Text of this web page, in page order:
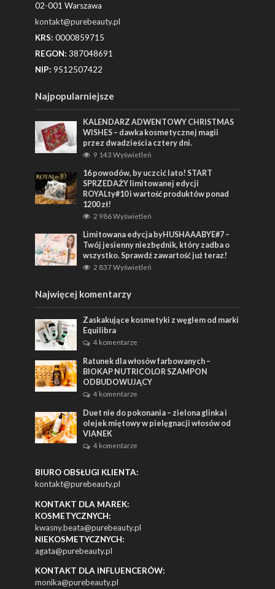
02-001 Warszawa
kontakt@purebeauty.pl
KRS: 0000859715
REGON: 387048691
NIP: 9512507422
Najpopularniejsze
KALENDARZ ADWENTOWY CHRISTMAS
WISHES – dawka kosmetycznej magii
przez dwadzieścia cztery dni.
9 143 Wyświetleń
16 powodów, by uczcić lato! START
SPRZEDAŻY limitowanej edycji
ROYALty#10 i wartość produktów ponad
1200 zł!
2 986 Wyświetleń
Limitowana edycja byHUSHAAABYE#7 –
Twój jesienny niezbędnik, który zadba o
wszystko. Sprawdź zawartość już teraz!
2 837 Wyświetleń
Najwięcej komentarzy
Zaskakujące kosmetyki z węglem od marki
Equilibra
4 komentarze
Ratunek dla włosów farbowanych –
BIOKAP NUTRICOLOR SZAMPON
ODBUDOWUJĄCY
4 komentarze
Duet nie do pokonania – zielona glinka i
olejek miętowy w pielęgnacji włosów od
VIANEK
4 komentarze
BIURO OBSŁUGI KLIENTA:
kontakt@purebeauty.pl
KONTAKT DLA MAREK:
KOSMETYCZNYCH:
kwasny.beata@purebeauty.pl
NIEKOSMETYCZNYCH:
agata@purebeauty.pl
KONTAKT DLA INFLUENCERÓW:
monika@purebeauty.pl